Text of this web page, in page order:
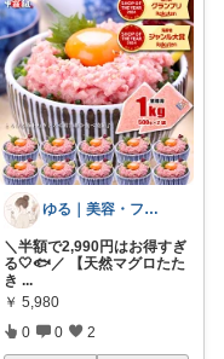
ゆる｜美容・ファッション
＼半額で2,990円はお得すぎ
る🤍🐟／ 【天然マグロたた
き...
￥ 5,980
0 0 2